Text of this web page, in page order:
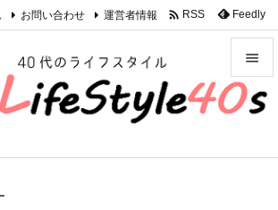


メニュ
サイド
お問い合わせ 運営者情報  RSS Feedly